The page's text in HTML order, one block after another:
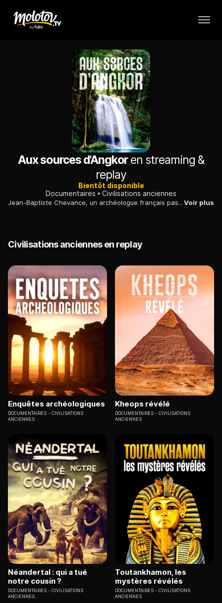
Aux sources d'Angkoren streaming &
replay
Bientôt disponible
Documentaires
Civilisations anciennes
Jean-Baptiste Chevance, un archéologue français passionné du Cambodge, a découvert, enfouie dans la forêt, une cité antérieure à la fondation d'Angkor.Voir plus
Civilisations anciennes en replay
Enquêtes archéologiques
DOCUMENTAIRES
CIVILISATIONS
ANCIENNES
Kheops révélé
DOCUMENTAIRES
CIVILISATIONS
ANCIENNES
Néandertal : qui a tué
notre cousin ?
DOCUMENTAIRES
CIVILISATIONS
ANCIENNES
Toutankhamon, les
mystères révélés
DOCUMENTAIRES
CIVILISATIONS
ANCIENNES